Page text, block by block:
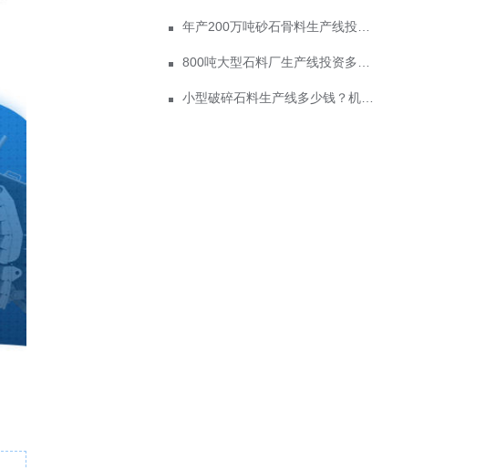
年产200万吨砂石骨料生产线投产，一台破碎机就够了！
800吨大型石料厂生产线投资多少钱？怎么选制砂机？
小型破碎石料生产线多少钱？机制砂销路怎么样？